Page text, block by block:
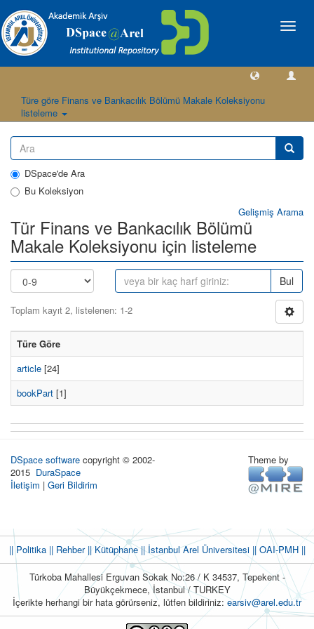
Geçiş
Türe göre Finans ve Bankacılık Bölümü Makale Koleksiyonu
listeleme
DSpace'de Ara
Bu Koleksiyon
Gelişmiş Arama
Tür Finans ve Bankacılık Bölümü
Makale Koleksiyonu için listeleme
Bul
Toplam kayıt 2, listelenen: 1-2
Türe Göre
article [24]
bookPart [1]
DSpace software copyright © 2002-
2015 DuraSpace
İletişim | Geri Bildirim
Theme by
|| Politika|| Rehber|| Kütüphane|| İstanbul Arel Üniversitesi || OAI-PMH ||
Türkoba Mahallesi Erguvan Sokak No:26 / K 34537, Tepekent -
Büyükçekmece, İstanbul / TURKEY
İçerikte herhangi bir hata görürseniz, lütfen bildiriniz: earsiv@arel.edu.tr